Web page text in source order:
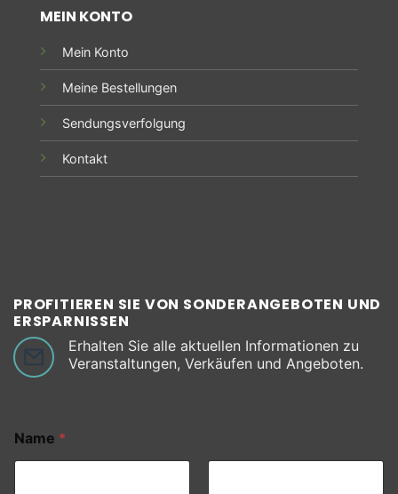
MEIN KONTO
Mein Konto
Meine Bestellungen
Sendungsverfolgung
Kontakt
PROFITIEREN SIE VON SONDERANGEBOTEN UND
ERSPARNISSEN
Erhalten Sie alle aktuellen Informationen zu
Veranstaltungen, Verkäufen und Angeboten.
Name *